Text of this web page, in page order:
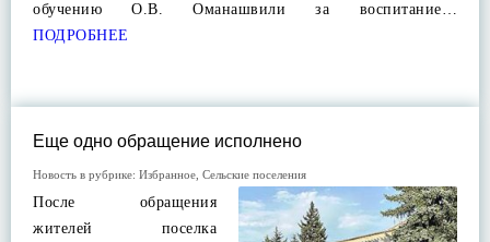
обучению О.В. Оманашвили за воспитание…
ПОДРОБНЕЕ
Еще одно обращение исполнено
Новость в рубрике: Избранное Сельские поселения
После обращения
жителей поселка